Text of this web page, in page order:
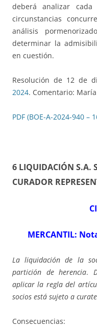
deberá analizar
circunstancias
análisis
determinar la
en cuestión.
Resolución de 12 de
2024. Comentario:
PDF (BOE-A-2024-940 –
6 LIQUIDACIÓN S.A.
CURADOR
MERCANTIL:
La liquidación de la
partición de herencia.
aplicar la regla del
socios está sujeto a
Consecuencias: